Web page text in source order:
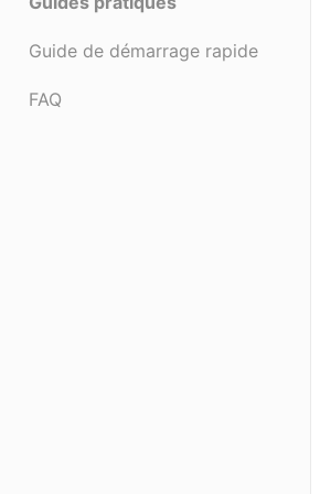
Guide de démarrage rapide
FAQ